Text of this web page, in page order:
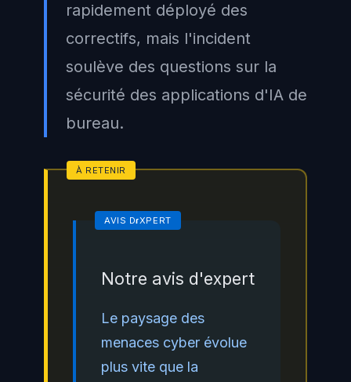
rapidement déployé des
correctifs, mais l'incident
soulève des questions sur la
sécurité des applications d'IA de
bureau.
Notre avis d'expert
Le paysage des
menaces cyber évolue
plus vite que la